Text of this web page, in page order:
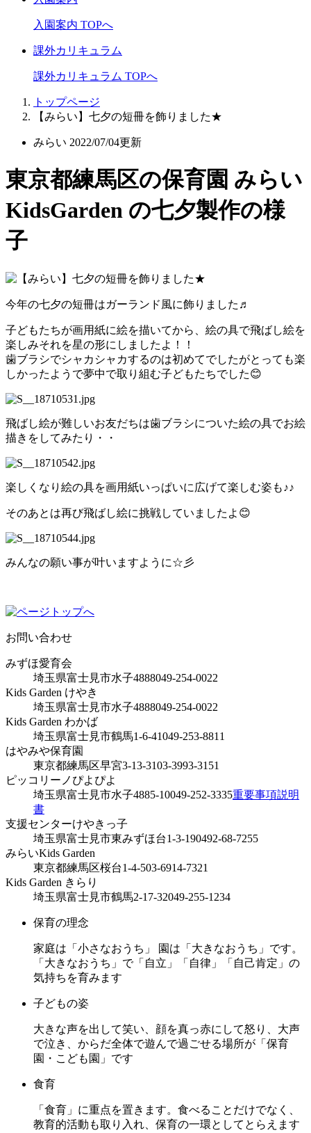
入園案内 TOPへ
課外カリキュラム
課外カリキュラム TOPへ
トップページ
【みらい】七夕の短冊を飾りました★
みらい 2022/07/04更新
東京都練馬区の保育園 みらい
KidsGarden の七夕製作の様
子
今年の七夕の短冊はガーランド風に飾りました♬
子どもたちが画用紙に絵を描いてから、絵の具で飛ばし絵を
楽しみそれを星の形にしましたよ！！
歯ブラシでシャカシャカするのは初めてでしたがとっても楽
しかったようで夢中で取り組む子どもたちでした😊
飛ばし絵が難しいお友だちは歯ブラシについた絵の具でお絵
描きをしてみたり・・
楽しくなり絵の具を画用紙いっぱいに広げて楽しむ姿も♪♪
そのあとは再び飛ばし絵に挑戦していましたよ😊
みんなの願い事が叶いますように☆彡
お問い合わせ
みずほ愛育会
埼玉県富士見市水子4888049-254-0022
Kids Garden けやき
埼玉県富士見市水子4888049-254-0022
Kids Garden わかば
埼玉県富士見市鶴馬1-6-41049-253-8811
はやみや保育園
東京都練馬区早宮3-13-3103-3993-3151
ピッコリーノぴよぴよ
埼玉県富士見市水子4885-10049-252-3335重要事項説明
書
支援センターけやきっ子
埼玉県富士見市東みずほ台1-3-190492-68-7255
みらいKids Garden
東京都練馬区桜台1-4-503-6914-7321
Kids Garden きらり
埼玉県富士見市鶴馬2-17-32049-255-1234
保育の理念
家庭は「小さなおうち」 園は「大きなおうち」です。
「大きなおうち」で「自立」「自律」「自己肯定」の
気持ちを育みます
子どもの姿
大きな声を出して笑い、顔を真っ赤にして怒り、大声
で泣き、からだ全体で遊んで過ごせる場所が「保育
園・こども園」です
食育
「食育」に重点を置きます。食べることだけでなく、
教育的活動も取り入れ、保育の一環としてとらえます